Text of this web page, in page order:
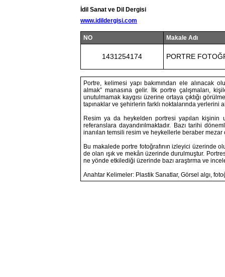
İdil Sanat ve Dil Dergisi
www.idildergisi.com
NO Makale Adı
1431254174 PORTRE
Portre, kelimesi yapı bakımından ele alınacak
almak” manasına gelir. İlk portre çalışmaları,
unutulmamak kaygısı üzerine ortaya çıktığı
tapınaklar ve şehirlerin farklı noktalarında yerlerini
Resim ya da heykelden portresi yapılan kişinin
referanslara dayandırılmaktadır. Bazı tarihi
inanılan temsili resim ve heykellerle beraber mezar
Bu makalede portre fotoğrafının izleyici üzerinde
de olan ışık ve mekân üzerinde durulmuştur.
ne yönde etkilediği üzerinde bazı araştırma ve
Anahtar Kelimeler: Plastik Sanatlar, Görsel algı,